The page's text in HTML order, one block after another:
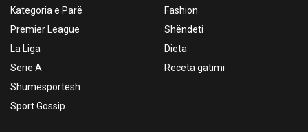
Kategoria e Parë
Premier League
La Liga
Serie A
Shumësportësh
Sport Gossip
Fashion
Shëndeti
Dieta
Receta gatimi